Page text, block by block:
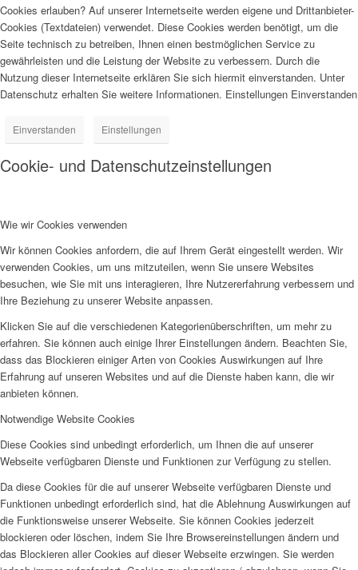
Cookies erlauben? Auf unserer Internetseite werden eigene und Drittanbieter-
Cookies (Textdateien) verwendet. Diese Cookies werden benötigt, um die
Seite technisch zu betreiben, Ihnen einen bestmöglichen Service zu
gewährleisten und die Leistung der Website zu verbessern. Durch die
Nutzung dieser Internetseite erklären Sie sich hiermit einverstanden. Unter
Datenschutz erhalten Sie weitere Informationen. Einstellungen Einverstanden
Einverstanden Einstellungen
Cookie- und Datenschutzeinstellungen
Wie wir Cookies verwenden
Wir können Cookies anfordern, die auf Ihrem Gerät eingestellt werden. Wir
verwenden Cookies, um uns mitzuteilen, wenn Sie unsere Websites
besuchen, wie Sie mit uns interagieren, Ihre Nutzererfahrung verbessern und
Ihre Beziehung zu unserer Website anpassen.
Klicken Sie auf die verschiedenen Kategorienüberschriften, um mehr zu
erfahren. Sie können auch einige Ihrer Einstellungen ändern. Beachten Sie,
dass das Blockieren einiger Arten von Cookies Auswirkungen auf Ihre
Erfahrung auf unseren Websites und auf die Dienste haben kann, die wir
anbieten können.
Notwendige Website Cookies
Diese Cookies sind unbedingt erforderlich, um Ihnen die auf unserer
Webseite verfügbaren Dienste und Funktionen zur Verfügung zu stellen.
Da diese Cookies für die auf unserer Webseite verfügbaren Dienste und
Funktionen unbedingt erforderlich sind, hat die Ablehnung Auswirkungen auf
die Funktionsweise unserer Webseite. Sie können Cookies jederzeit
blockieren oder löschen, indem Sie Ihre Browsereinstellungen ändern und
das Blockieren aller Cookies auf dieser Webseite erzwingen. Sie werden